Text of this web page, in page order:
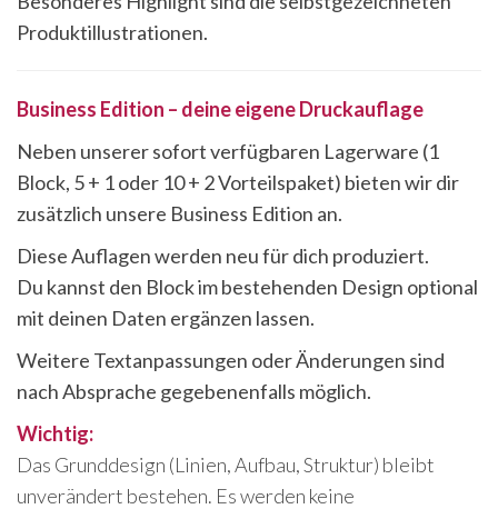
Produktillustrationen.
Business Edition – deine eigene Druckauflage
Neben unserer sofort verfügbaren Lagerware (1
Block, 5 + 1 oder 10 + 2 Vorteilspaket) bieten wir dir
zusätzlich unsere Business Edition an.
Diese Auflagen werden neu für dich produziert.
Du kannst den Block im bestehenden Design optional
mit deinen Daten ergänzen lassen.
Weitere Textanpassungen oder Änderungen sind
nach Absprache gegebenenfalls möglich.
Wichtig:
Das Grunddesign (Linien, Aufbau, Struktur) bleibt
unverändert bestehen. Es werden keine